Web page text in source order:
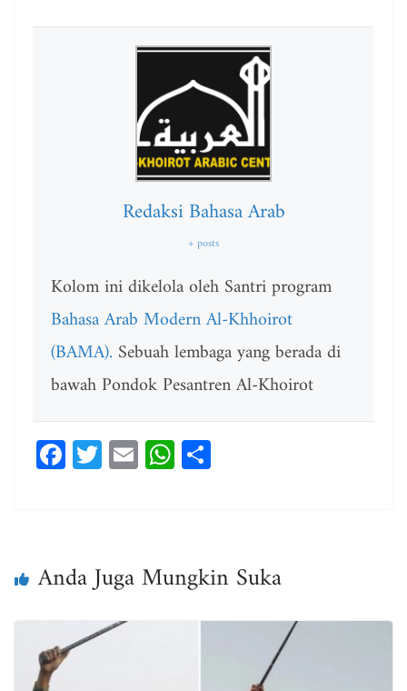
Redaksi Bahasa Arab
+ posts
Kolom ini dikelola oleh Santri program
Bahasa Arab Modern Al-Khhoirot
(BAMA). Sebuah lembaga yang berada di
bawah Pondok Pesantren Al-Khoirot
Fa
ce
T
wi
E
m
W
ha
pp
Anda Juga Mungkin Suka